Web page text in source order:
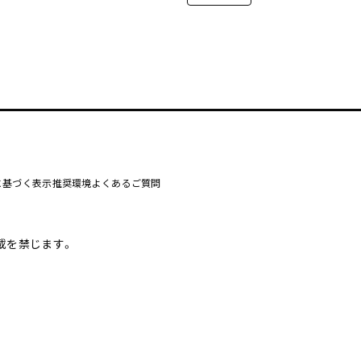
づく表示推奨環境よくあるご質問
禁じます。